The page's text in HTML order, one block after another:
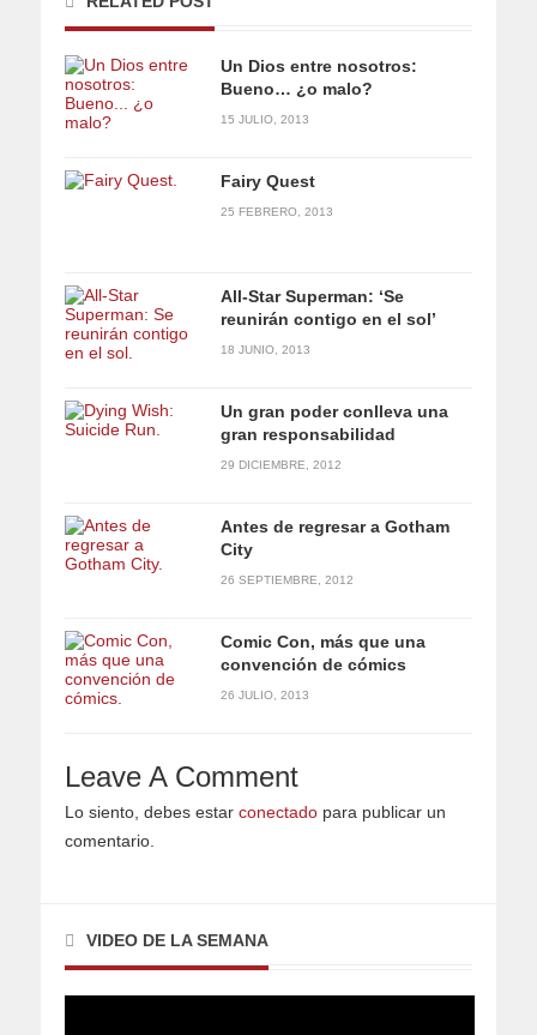
Un Dios entre nosotros:
Bueno… ¿o malo?
15 JULIO, 2013
Fairy Quest
25 FEBRERO, 2013
All-Star Superman: ‘Se
reunirán contigo en el sol’
18 JUNIO, 2013
Un gran poder conlleva una
gran responsabilidad
29 DICIEMBRE, 2012
Antes de regresar a Gotham
City
26 SEPTIEMBRE, 2012
Comic Con, más que una
convención de cómics
26 JULIO, 2013
Leave A Comment
Lo siento, debes estar conectado para publicar un
comentario.
VIDEO DE LA SEMANA